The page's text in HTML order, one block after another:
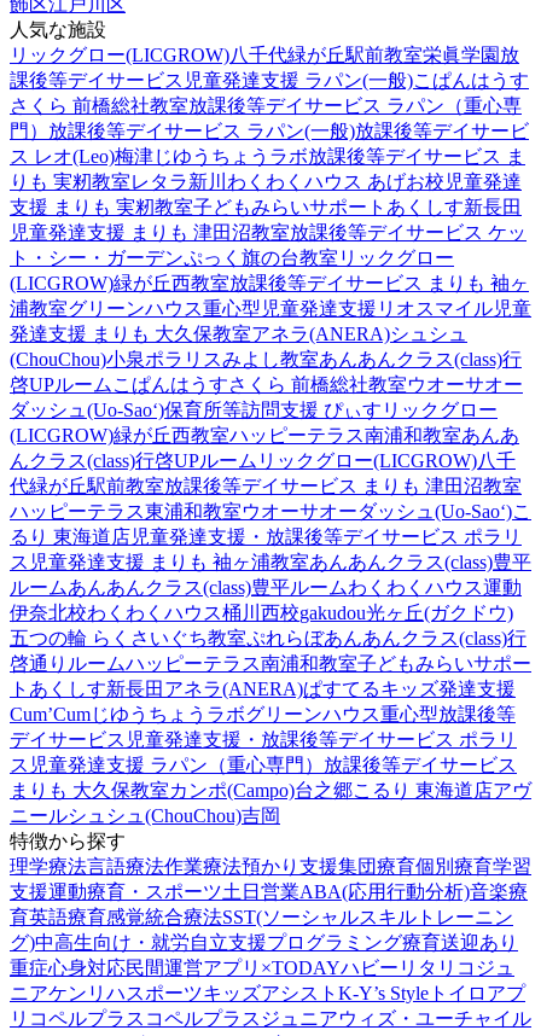
人気な施設
リックグロー(LICGROW)八千代緑が丘駅前教室栄眞学園放
課後等デイサービス 児童発達支援 ラパン(一般)こぱんはうす
さくら 前橋総社教室放課後等デイサービス ラパン（重心専
門） 放課後等デイサービス ラパン(一般)放課後等デイサービ
ス レオ(Leo)梅津じゆうちょうラボ放課後等デイサービス ま
りも 実籾教室レタラ新川 わくわくハウス あげお校 児童発達
支援 まりも 実籾教室子どもみらいサポートあくしす新長田
児童発達支援 まりも 津田沼教室放課後等デイサービス ケッ
ト・シー・ガーデンぷっく旗の台教室 リックグロー
(LICGROW)緑が丘西教室放課後等デイサービス まりも 袖ヶ
浦教室グリーンハウス重心型児童発達支援 リオスマイル児童
発達支援 まりも 大久保教室アネラ(ANERA)シュシュ
(ChouChou)小泉ポラリスみよし教室あんあんクラス(class)行
啓UPルーム こぱんはうすさくら 前橋総社教室ウオーサオー
ダッシュ(Uo-Sao‘)保育所等訪問支援 ぴぃす リックグロー
(LICGROW)緑が丘西教室ハッピーテラス南浦和教室あんあ
んクラス(class)行啓UPルーム リックグロー(LICGROW)八千
代緑が丘駅前教室放課後等デイサービス まりも 津田沼教室
ハッピーテラス東浦和教室ウオーサオーダッシュ(Uo-Sao‘)こ
るり 東海道店児童発達支援・放課後等デイサービス ポラリ
ス 児童発達支援 まりも 袖ヶ浦教室あんあんクラス(class)豊平
ルームあんあんクラス(class)豊平ルームわくわくハウス運動
伊奈北校わくわくハウス桶川西校gakudou光ヶ丘(ガクドウ)
五つの輪 らくさいぐち教室ぷれらぼあんあんクラス(class)行
啓通りルームハッピーテラス南浦和教室子どもみらいサポー
トあくしす新長田 アネラ(ANERA)ぱすてるキッズ発達支援
Cum’Cumじゆうちょうラボグリーンハウス重心型放課後等
デイサービス 児童発達支援・放課後等デイサービス ポラリ
ス 児童発達支援 ラパン（重心専門） 放課後等デイサービス
まりも 大久保教室カンポ(Campo)台之郷こるり 東海道店アヴ
ニールシュシュ(ChouChou)吉岡
特徴から探す
理学療法言語療法作業療法預かり支援集団療育個別療育学習
支援運動療育・スポーツ土日営業ABA(応用行動分析)音楽療
育英語療育感覚統合療法SST(ソーシャルスキルトレーニン
グ)中高生向け・就労自立支援プログラミング療育送迎あり
重症心身対応民間運営アプリ×TODAYハビー リタリコジュ
ニアケンリハスポーツキッズアシスト K-Y’s Style トイロ アプ
リ コペルプラス コペルプラスジュニアウィズ・ユーチャイル